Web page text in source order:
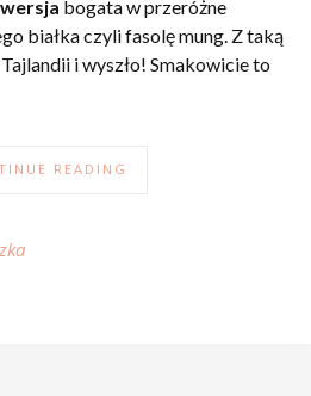
bogata w przeróżne
białka czyli fasolę mung. Z taką
i wyszło! Smakowicie to
READING